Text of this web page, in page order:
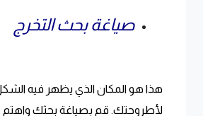
صياغة بحث التخرج
هذا هو المكان الذي يظهر فيه
لأطروحتك. قم بصياغة بحثك